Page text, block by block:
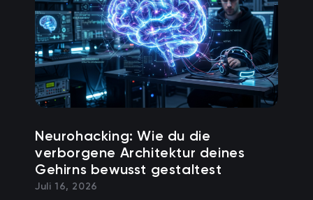
Neurohacking: Wie du die
verborgene Architektur deines
Gehirns bewusst gestaltest
Juli 16, 2026